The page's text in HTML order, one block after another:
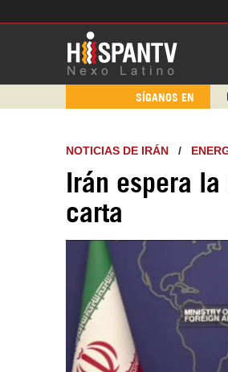
SÍGANOS EN
NOTICIAS DE IRÁN /
Irán espera
carta